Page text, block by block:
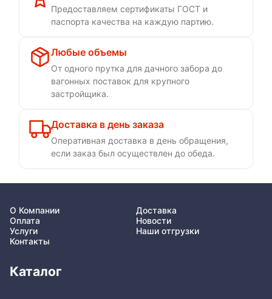
Предоставляем сертификаты ГОСТ и
паспорта качества на каждую партию.
Любые объемы
От одного прутка для дачного забора до
вагонных поставок для крупного
застройщика.
Доставка в день заказа
Оперативная доставка в день обращения,
если заказ был осуществлен до обеда.
О Компании
Доставка
Оплата
Новости
Услуги
Наши отгрузки
Контакты
Каталог